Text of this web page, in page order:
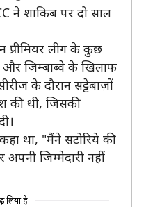
ने शाकिब पर दो साल
प्रीमियर लीग के कुछ
और जिम्बाब्वे के खिलाफ
के दौरान सट्टेबाज़ों
की थी, जिसकी
था, "मैंने सटोरिये की
जिम्मेदारी नहीं
लिया है